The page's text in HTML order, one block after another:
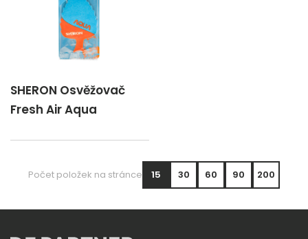
SHERON Osvěžovač
Fresh Air Aqua
Počet položek na stránce 15 30 60 90 200